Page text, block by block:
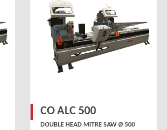
CO ALC 500
DOUBLE HEAD MITRE SAW Ø 500